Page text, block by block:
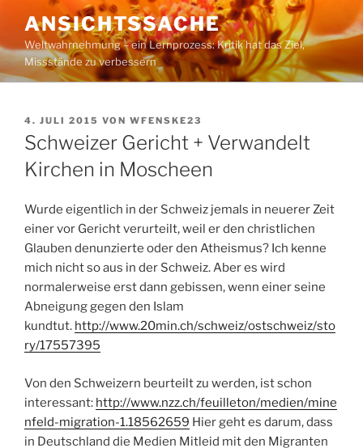
Inhalt
springen
ANSICHTSSACHE
Weltwahrnehmung – ein Lernprozess: Kritik hat das Ziel,
Missstände zu verbessern
VERÖFFENTLICHT
AM
4. JULI 2015 VON WFENSKE23
Schweizer Gericht + Verwandelt
Kirchen in Moscheen
Wurde eigentlich in der Schweiz jemals in neuerer Zeit
einer vor Gericht verurteilt, weil er den christlichen
Glauben denunzierte oder den Atheismus? Ich kenne
mich nicht so aus in der Schweiz. Aber es wird
normalerweise erst dann gebissen, wenn einer seine
Abneigung gegen den Islam
kundtut. http://www.20min.ch/schweiz/ostschweiz/sto
ry/17557395
Von den Schweizern beurteilt zu werden, ist schon
interessant: http://www.nzz.ch/feuilleton/medien/mine
nfeld-migration-1.18562659 Hier geht es darum, dass
in Deutschland die Medien Mitleid mit den Migranten